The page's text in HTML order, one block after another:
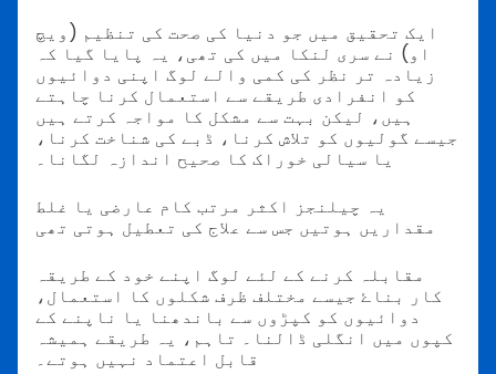
ایک تحقیق میں جو دنیا کی صحت کی تنظیم (ویچ
او) نے سری لنکا میں کی تھی، یہ پایا گیا کہ
زیادہ تر نظر کی کمی والے لوگ اپنی دوائیوں
کو انفرادی طریقے سے استعمال کرنا چاہتے
ہیں، لیکن بہت سے مشکل کا مواجہ کرتے ہیں
جیسے گولیوں کو تلاش کرنا، ڈبے کی شناخت کرنا،
یا سیالی خوراک کا صحیح اندازہ لگانا۔
یہ چیلنجز اکثر مرتب کام عارضی یا غلط
مقداریں ہوتیں جس سے علاج کی تعطیل ہوتی تھی
مقابلہ کرنے کے لئے لوگ اپنے خود کے طریقہ
کار بناۓ جیسے مختلف ظرف شکلوں کا استعمال،
دوائیوں کو کپڑوں سے باندھنا یا ناپنے کے
کپوں میں انگلی ڈالنا۔ تاہم، یہ طریقے ہمیشہ
قابل اعتماد نہیں ہوتے۔